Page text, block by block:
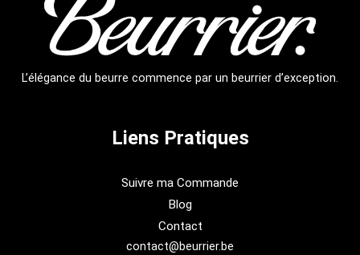
L’élégance du beurre commence par un beurrier d’exception.
Liens Pratiques
Suivre ma Commande
Blog
Contact
contact@beurrier.be